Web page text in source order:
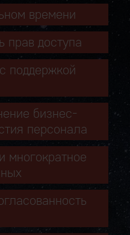
времени
прав доступа
поддержкой
бизнес-
персонала
многократное